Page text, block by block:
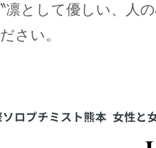
凛として優しい、人
さい。